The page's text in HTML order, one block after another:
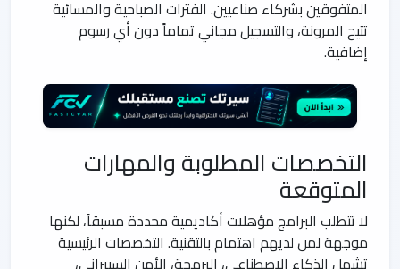
المتفوقين بشركاء صناعيين. الفترات الصباحية والمسائية
تتيح المرونة، والتسجيل مجاني تماماً دون أي رسوم
إضافية.
التخصصات المطلوبة والمهارات
المتوقعة
لا تتطلب البرامج مؤهلات أكاديمية محددة مسبقاً، لكنها
موجهة لمن لديهم اهتمام بالتقنية. التخصصات الرئيسية
تشمل الذكاء الاصطناعي، البرمجة، الأمن السيبراني،